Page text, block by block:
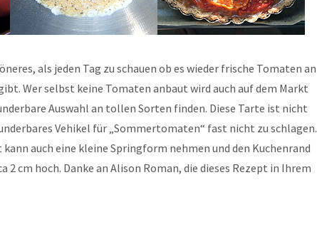
als jeden Tag zu schauen ob es wieder frische Tomaten an
Wer selbst keine Tomaten anbaut wird auch auf dem Markt
Auswahl an tollen Sorten finden. Diese Tarte ist nicht
Vehikel für „Sommertomaten“ fast nicht zu schlagen.
auch eine kleine Springform nehmen und den Kuchenrand
2 cm hoch. Danke an Alison Roman, die dieses Rezept in Ihrem